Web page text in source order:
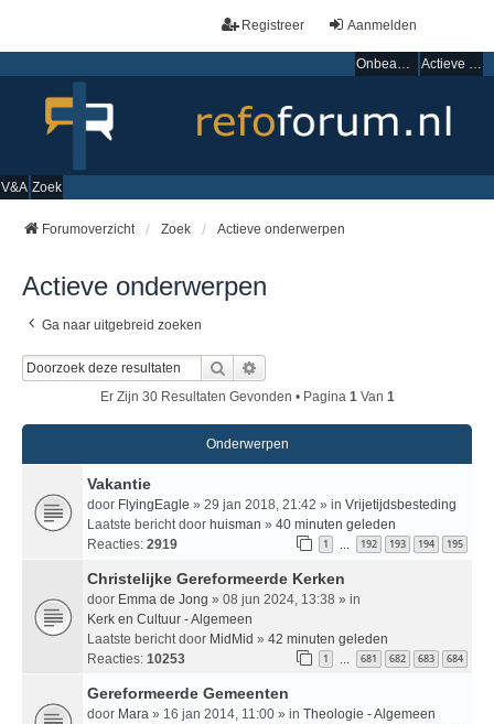
Aanmelden
Registreer
Onbeantwoorde onderwerpen Actieve onderwerpen
V&A Zoek
Forumoverzicht Zoek Actieve onderwerpen
Actieve onderwerpen
Ga naar uitgebreid zoeken
Zoek
Er Zijn 30 Resultaten Gevonden • Pagina 1 Van 1
Onderwerpen
Vakantie
door FlyingEagle » 29 jan 2018, 21:42 » in Vrijetijdsbesteding
Laatste bericht door huisman » 40 minuten geleden
Reacties: 2919 1 … 192 193 194 195
Christelijke Gereformeerde Kerken
door Emma de Jong » 08 jun 2024, 13:38 » in
Kerk en Cultuur - Algemeen
Laatste bericht door MidMid » 42 minuten geleden
Reacties: 10253 1 … 681 682 683 684
Gereformeerde Gemeenten
door Mara » 16 jan 2014, 11:00 » in Theologie - Algemeen